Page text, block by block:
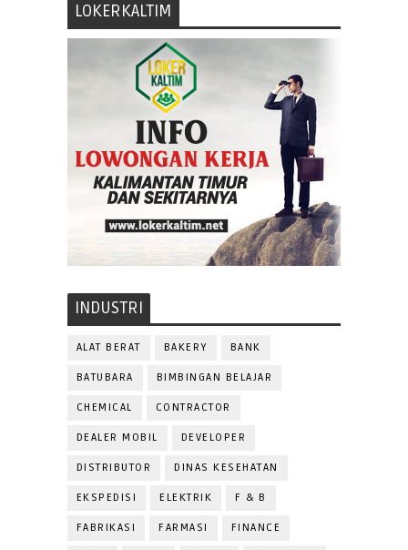
LOKERKALTIM
INDUSTRI
ALAT BERAT BAKERY BANK
BATUBARA BIMBINGAN BELAJAR
CHEMICAL CONTRACTOR
DEALER MOBIL DEVELOPER
DISTRIBUTOR DINAS KESEHATAN
EKSPEDISI ELEKTRIK F & B
FABRIKASI FARMASI FINANCE